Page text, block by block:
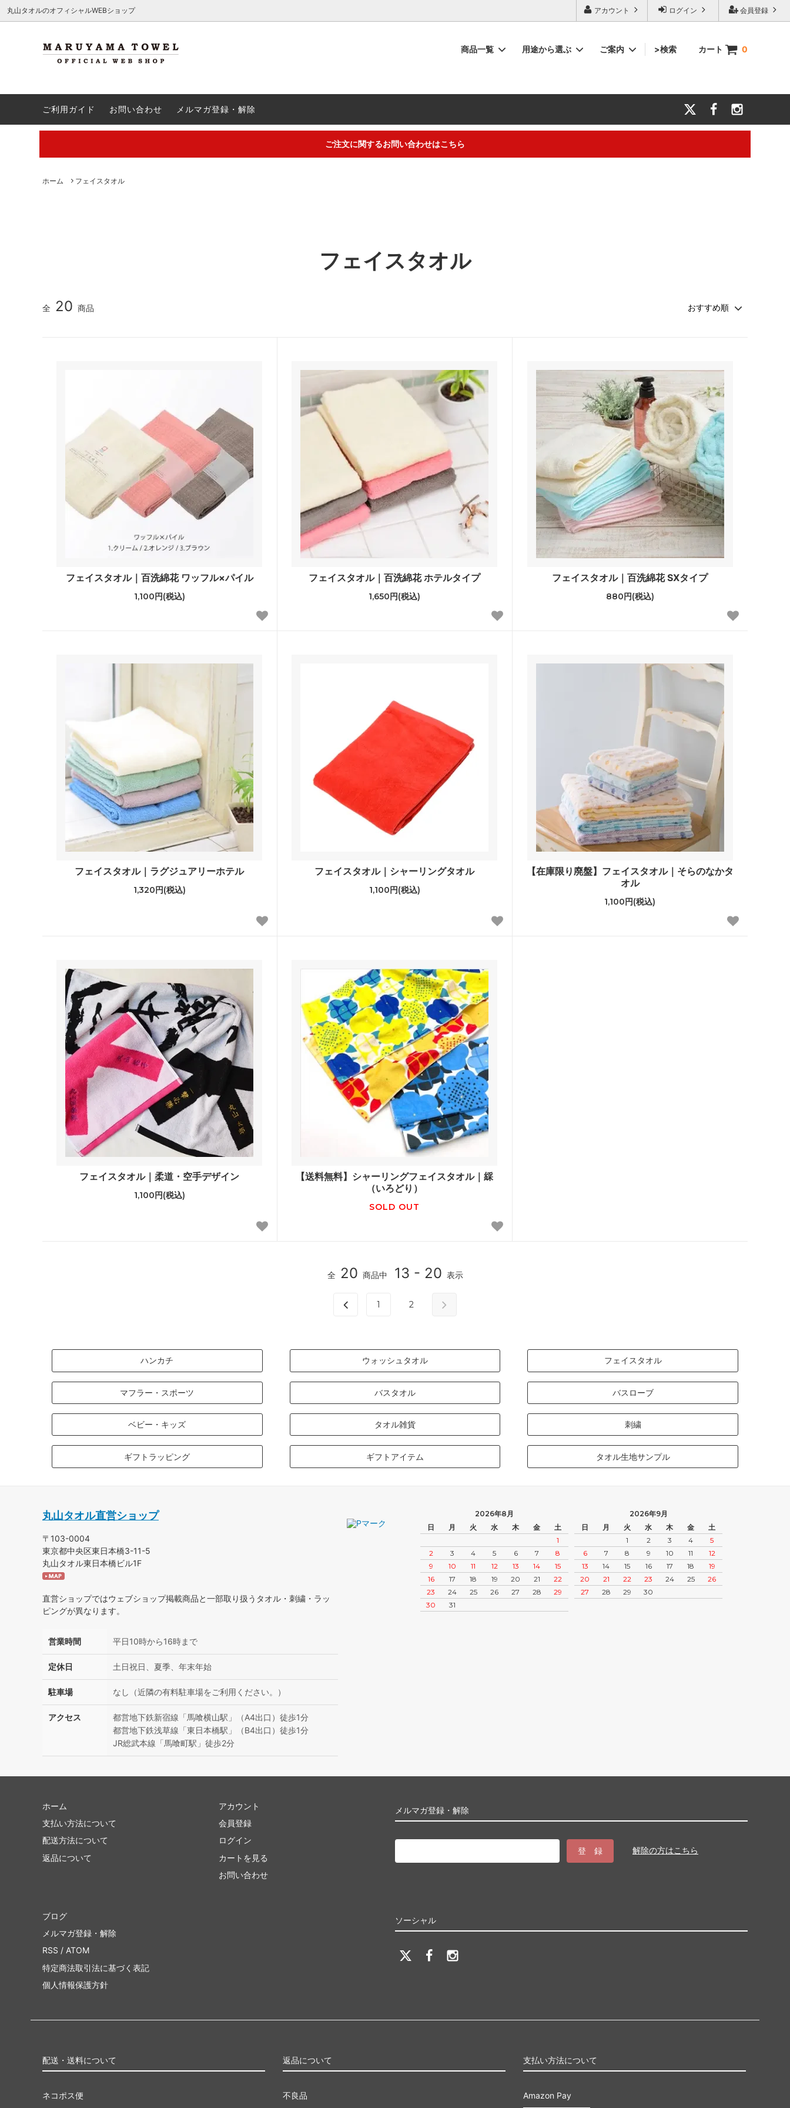
会員登録
ログイン
アカウント
丸山タオルのオフィシャルWEBショップ
カート 0
>検索
商品一覧
バスタオル バスローブ
用途から選ぶ
出産祝い 新築祝い
廃番予定 夏ギフト・お中元・暑中見舞いタオル
ご案内
会員登録方法・ポイント制度 レビュー投稿キャンペーン
い
【キャリアメールについて】
【通勤におすすめ】夏の汗だく対策タオ
ご利用ガイド お問い合わせ メルマガ登録・解除
ご注文に関するお問い合わせはこちら
ホーム フェイスタオル
フェイスタオル
全 20 商品
フェイスタオル｜百洗綿花 ワッフル×パイル
1,100円(税込)
フェイスタオル｜百洗綿花 ホテルタイプ
1,650円(税込)
フェイスタオル｜百洗綿花 SXタイプ
880円(税込)
フェイスタオル｜ラグジュアリーホテル
1,320円(税込)
フェイスタオル｜シャーリングタオル
1,100円(税込)
【在庫限り廃盤】フェイスタオル｜そらのなかタ
オル
1,100円(税込)
フェイスタオル｜柔道・空手デザイン
1,100円(税込)
【送料無料】シャーリングフェイスタオル｜綵
（いろどり）
SOLD OUT
全 20 商品中 13 - 20 表示
1 2
ハンカチ ウォッシュタオル フェイスタオル
マフラー・スポーツ バスタオル バスローブ
ベビー・キッズ タオル雑貨 刺繍
ギフトラッピング ギフトアイテム タオル生地サンプル
丸山タオル直営ショップ
〒103-0004
東京都中央区東日本橋3-11-5
丸山タオル東日本橋ビル1F
直営ショップではウェブショップ掲載商品と一部取り扱うタオル・刺繍・ラッ
ピングが異なります。
営業時間 平日10時から16時まで
定休日 土日祝日、夏季、年末年始
駐車場 なし（近隣の有料駐車場をご利用ください。）
アクセス
都営地下鉄新宿線「馬喰横山駅」（A4出口）徒歩1分
都営地下鉄浅草線「東日本橋駅」（B4出口）徒歩1分
JR総武本線「馬喰町駅」徒歩2分
2026年8月
日
月 火 水 木 金
土
1
2
3 4 5 6 7
8
9
10 11 12 13 14
15
16
17 18 19 20 21
22
23
24 25 26 27 28
29
30
31
2026年9月
日
月 火 水 木 金
土
1
2 3 4
5
6
7 8 9 10 11
12
13
14 15 16 17 18
19
20
21 22 23 24 25
26
27
28 29 30
メルマガ登録・解除
解除の方はこちら
ホーム
支払い方法について
配送方法について
返品について
アカウント
会員登録
ログイン
カートを見る
お問い合わせ
ソーシャル
ブログ
メルマガ登録・解除
RSS / ATOM
特定商法取引法に基づく表記
個人情報保護方針
配送・送料について
ネコポス便
返品について
不良品
支払い方法について
Amazon Pay